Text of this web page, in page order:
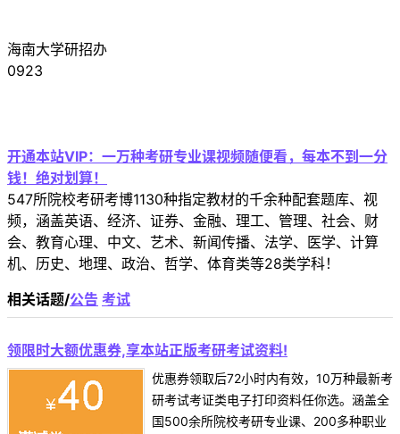
海南大学研招办
0923
开通本站VIP：一万种考研专业课视频随便看，每本不到一分
钱！绝对划算！
547所院校考研考博1130种指定教材的千余种配套题库、视
频，涵盖英语、经济、证券、金融、理工、管理、社会、财
会、教育心理、中文、艺术、新闻传播、法学、医学、计算
机、历史、地理、政治、哲学、体育类等28类学科！
相关话题/公告 考试
领限时大额优惠券,享本站正版考研考试资料!
优惠券领取后72小时内有效，10万种最新考
研考试考证类电子打印资料任你选。涵盖全
国500余所院校考研专业课、200多种职业